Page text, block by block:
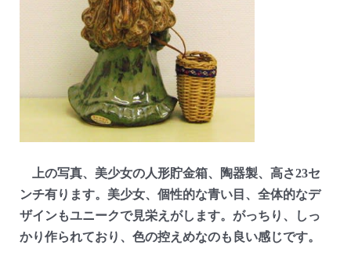
上の写真、美少女の人形貯金箱、陶器製、高さ23セ
ンチ有ります。美少女、個性的な青い目、全体的なデ
ザインもユニークで見栄えがします。がっちり、しっ
かり作られており、色の控えめなのも良い感じです。